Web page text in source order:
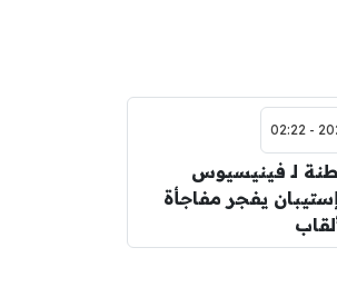
لـ فينيسيوس
يفجر مفاجأة